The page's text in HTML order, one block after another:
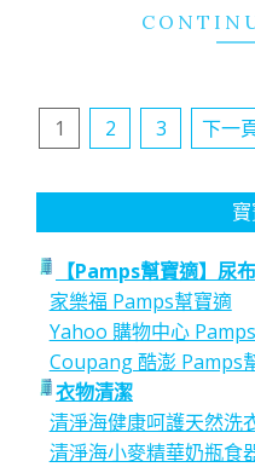
文
頁
1 2 3 下一
【Pamps幫寶適】尿布
家樂福 Pamps幫寶適
Yahoo 購物中心
Coupang 酷澎 Pamps
衣物清潔
清淨海健康呵護天然洗
清淨海小麥精華奶瓶食